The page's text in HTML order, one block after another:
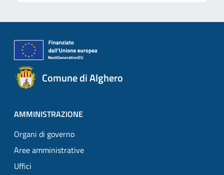
Comune di Alghero
AMMINISTRAZIONE
Organi di governo
Aree amministrative
Uffici